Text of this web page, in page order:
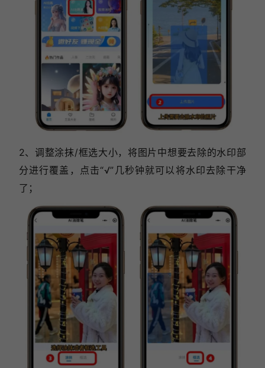
2、调整涂抹/框选大小，将图片中想要去除的水印部
分进行覆盖，点击“√”几秒钟就可以将水印去除干净
了；